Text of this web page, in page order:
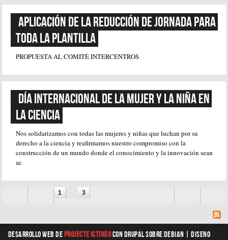
Aplicación de la reducción de jornada para
toda la plantilla
PROPUESTA AL COMITÉ INTERCENTROS
Día Internacional de la Mujer y la Niña en
la Ciencia
Nos solidarizamos con todas las mujeres y niñas que luchan por su
derecho a la ciencia y reafirmamos nuestro compromiso con la
construcción de un mundo donde el conocimiento y la innovación sean
ac
1 3
Desarrollo web deProjecte Ictineocon Drupal sobre Debian |diseno